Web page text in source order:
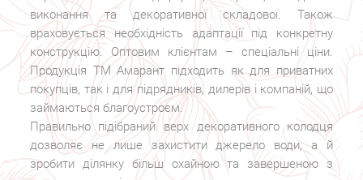
виконання та декоративної складової. Також
враховується необхідність адаптації під конкретну
конструкцію. Оптовим клієнтам – спеціальні ціни.
Продукція ТМ Амарант підходить як для приватних
покупців, так і для підрядників, дилерів і компаній, що
займаються благоустроєм.
Правильно підібраний верх декоративного колодця
дозволяє не лише захистити джерело води, а й
зробити ділянку більш охайною та завершеною з